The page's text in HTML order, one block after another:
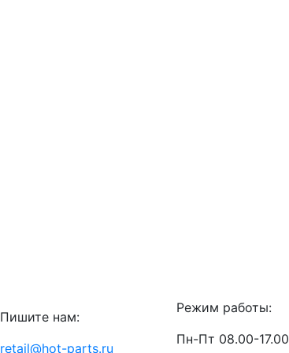
Пишите нам:
retail@hot-parts.ru
Режим работы:
Пн-Пт 08.00-17.00